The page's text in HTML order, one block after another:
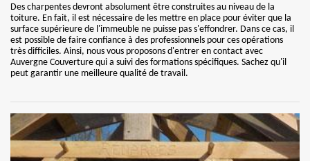
Des charpentes devront absolument être construites au niveau de la
toiture. En fait, il est nécessaire de les mettre en place pour éviter que la
surface supérieure de l'immeuble ne puisse pas s'effondrer. Dans ce cas, il
est possible de faire confiance à des professionnels pour ces opérations
très difficiles. Ainsi, nous vous proposons d'entrer en contact avec
Auvergne Couverture qui a suivi des formations spécifiques. Sachez qu'il
peut garantir une meilleure qualité de travail.